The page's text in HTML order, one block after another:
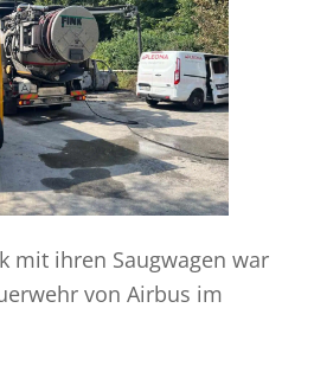
mit ihren Saugwagen war
von Airbus im